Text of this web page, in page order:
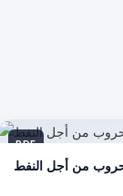
PDF
حروب من أجل النفط